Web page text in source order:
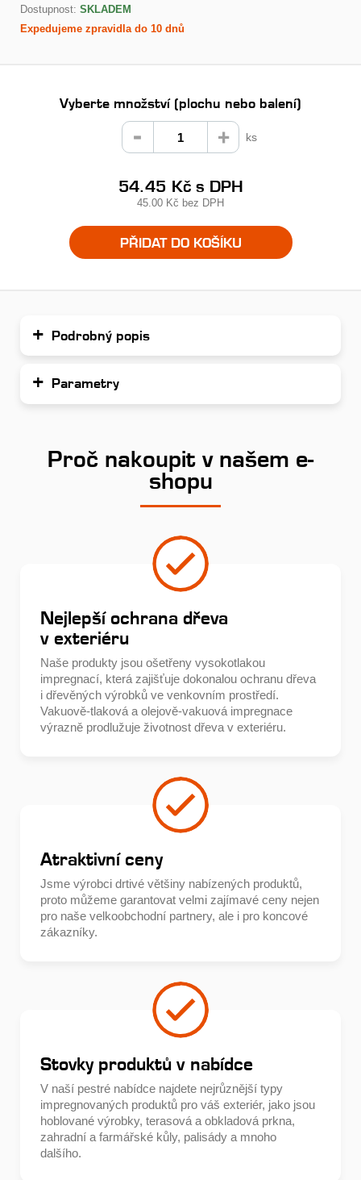
Dostupnost: SKLADEM
Expedujeme zpravidla do 10 dnů
Vyberte množství (plochu nebo balení)
ks
54.45 Kčs DPH
45.00 Kč bez DPH
PŘIDAT DO KOŠÍKU
Podrobný popis
Parametry
Proč nakoupit v našem e-
shopu
Nejlepší ochrana dřeva
v exteriéru
Naše produkty jsou ošetřeny vysokotlakou
impregnací, která zajišťuje dokonalou ochranu dřeva
i dřevěných výrobků ve venkovním prostředí.
Vakuově-tlaková a olejově-vakuová impregnace
výrazně prodlužuje životnost dřeva v exteriéru.
Atraktivní ceny
Jsme výrobci drtivé většiny nabízených produktů,
proto můžeme garantovat velmi zajímavé ceny nejen
pro naše velkoobchodní partnery, ale i pro koncové
zákazníky.
Stovky produktů v nabídce
V naší pestré nabídce najdete nejrůznější typy
impregnovaných produktů pro váš exteriér, jako jsou
hoblované výrobky, terasová a obkladová prkna,
zahradní a farmářské kůly, palisády a mnoho
dalšího.